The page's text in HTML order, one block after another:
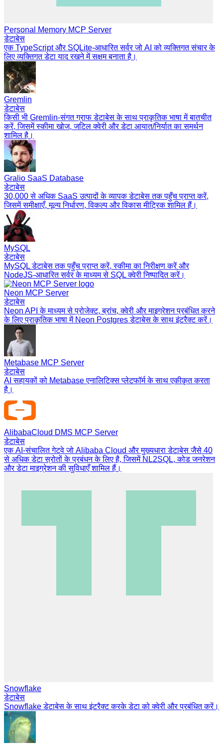
Personal Memory MCP Server
डेटाबेस
एक TypeScript और SQLite-आधारित सर्वर जो AI को व्यक्तिगत संचार के
लिए व्यक्तिगत डेटा याद रखने में सक्षम बनाता है।
Gremlin
डेटाबेस
किसी भी Gremlin-संगत ग्राफ डेटाबेस के साथ प्राकृतिक भाषा में बातचीत
करें, जिसमें स्कीमा खोज, जटिल क्वेरी और डेटा आयात/निर्यात का समर्थन
शामिल है।
Gralio SaaS Database
डेटाबेस
30,000 से अधिक SaaS उत्पादों के व्यापक डेटाबेस तक पहुँच प्राप्त करें,
जिसमें समीक्षाएँ, मूल्य निर्धारण, विकल्प और विकास मीट्रिक शामिल हैं।
MySQL
डेटाबेस
MySQL डेटाबेस तक पहुँच प्राप्त करें, स्कीमा का निरीक्षण करें और
NodeJS-आधारित सर्वर के माध्यम से SQL क्वेरी निष्पादित करें।
Neon MCP Server
डेटाबेस
Neon API के माध्यम से प्रोजेक्ट, ब्रांच, क्वेरी और माइग्रेशन प्रबंधित करने
के लिए प्राकृतिक भाषा में Neon Postgres डेटाबेस के साथ इंटरैक्ट करें।
Metabase MCP Server
डेटाबेस
AI सहायकों को Metabase एनालिटिक्स प्लेटफॉर्म के साथ एकीकृत करता
है।
AlibabaCloud DMS MCP Server
डेटाबेस
एक AI-संचालित गेटवे जो Alibaba Cloud और मुख्यधारा डेटाबेस जैसे 40
से अधिक डेटा स्रोतों के प्रबंधन के लिए है, जिसमें NL2SQL, कोड जनरेशन
और डेटा माइग्रेशन की सुविधाएँ शामिल हैं।
Snowflake
डेटाबेस
Snowflake डेटाबेस के साथ इंटरैक्ट करके डेटा को क्वेरी और प्रबंधित करें।